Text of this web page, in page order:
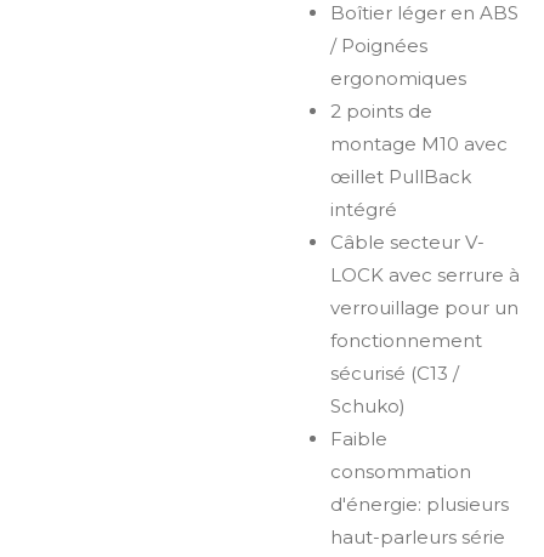
Boîtier léger en ABS
/ Poignées
ergonomiques
2 points de
montage M10 avec
œillet PullBack
intégré
Câble secteur V-
LOCK avec serrure à
verrouillage pour un
fonctionnement
sécurisé (C13 /
Schuko)
Faible
consommation
d'énergie: plusieurs
haut-parleurs série